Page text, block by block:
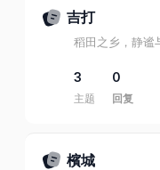
吉打
3
主题
0
回复
檳城